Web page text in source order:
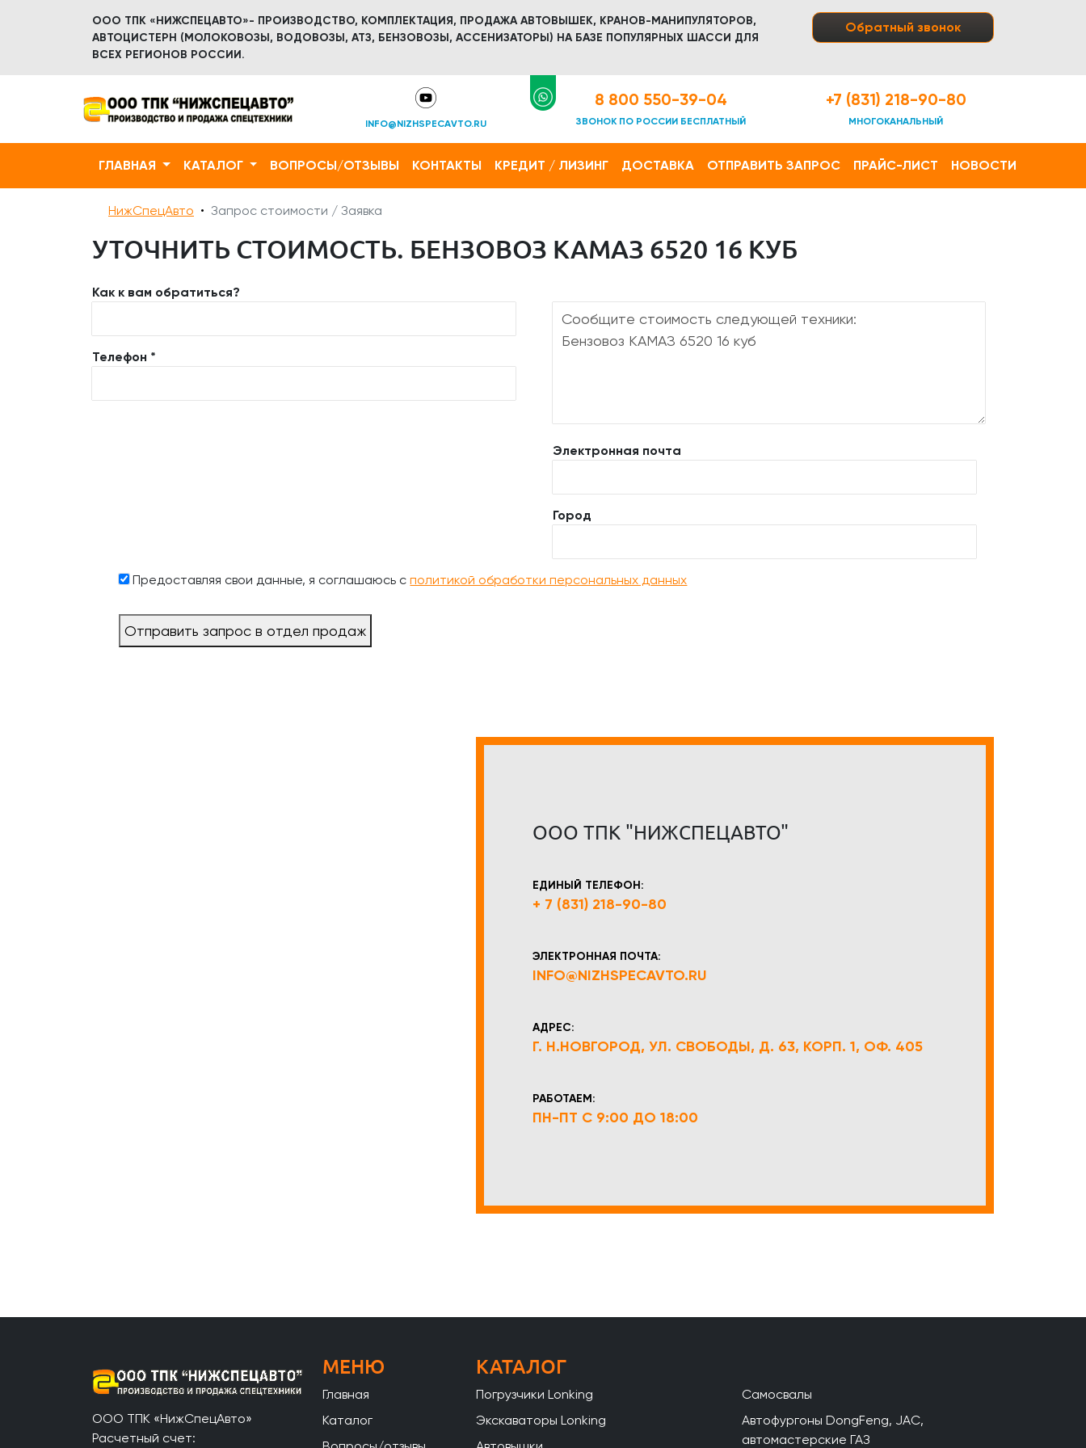
ООО ТПК «НИЖСПЕЦАВТО»- ПРОИЗВОДСТВО, КОМПЛЕКТАЦИЯ, ПРОДАЖА АВТОВЫШЕК, КРАНОВ-МАНИПУЛЯТОРОВ,
АВТОЦИСТЕРН (МОЛОКОВОЗЫ, ВОДОВОЗЫ, АТЗ, БЕНЗОВОЗЫ, АССЕНИЗАТОРЫ) НА БАЗЕ ПОПУЛЯРНЫХ ШАССИ ДЛЯ
ВСЕХ РЕГИОНОВ РОССИИ.
Обратный звонок
INFO@NIZHSPECAVTO.RU
8 800 550-39-04
ЗВОНОК ПО РОССИИ БЕСПЛАТНЫЙ
+7 (831) 218-90-80
МНОГОКАНАЛЬНЫЙ
ГЛАВНАЯ КАТАЛОГ ВОПРОСЫ/ОТЗЫВЫ КОНТАКТЫ КРЕДИТ / ЛИЗИНГ ДОСТАВКА ОТПРАВИТЬ ЗАПРОС ПРАЙС-ЛИСТ НОВОСТИ
НижСпецАвто Запрос стоимости / Заявка
УТОЧНИТЬ СТОИМОСТЬ. БЕНЗОВОЗ КАМАЗ 6520 16 КУБ
Как к вам обратиться?
Телефон *
Электронная почта
Город
Предоставляя свои данные, я соглашаюсь сполитикой обработки персональных данных
Отправить запрос в отдел продаж
ООО ТПК "НИЖСПЕЦАВТО"
ЕДИНЫЙ ТЕЛЕФОН:
+ 7 (831) 218-90-80
ЭЛЕКТРОННАЯ ПОЧТА:
INFO@NIZHSPECAVTO.RU
АДРЕС:
Г. Н.НОВГОРОД, УЛ. СВОБОДЫ, Д. 63, КОРП. 1, ОФ. 405
РАБОТАЕМ:
ПН-ПТ С 9:00 ДО 18:00
ООО ТПК «НижСпецАвто»
Расчетный счет:
МЕНЮ
Главная
Каталог
КАТАЛОГ
Погрузчики Lonking
Экскаваторы Lonking
Самосвалы
Автофургоны DongFeng, JAC,
автомастерские ГАЗ